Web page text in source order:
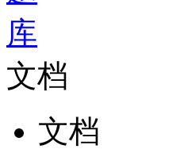
文档
文档